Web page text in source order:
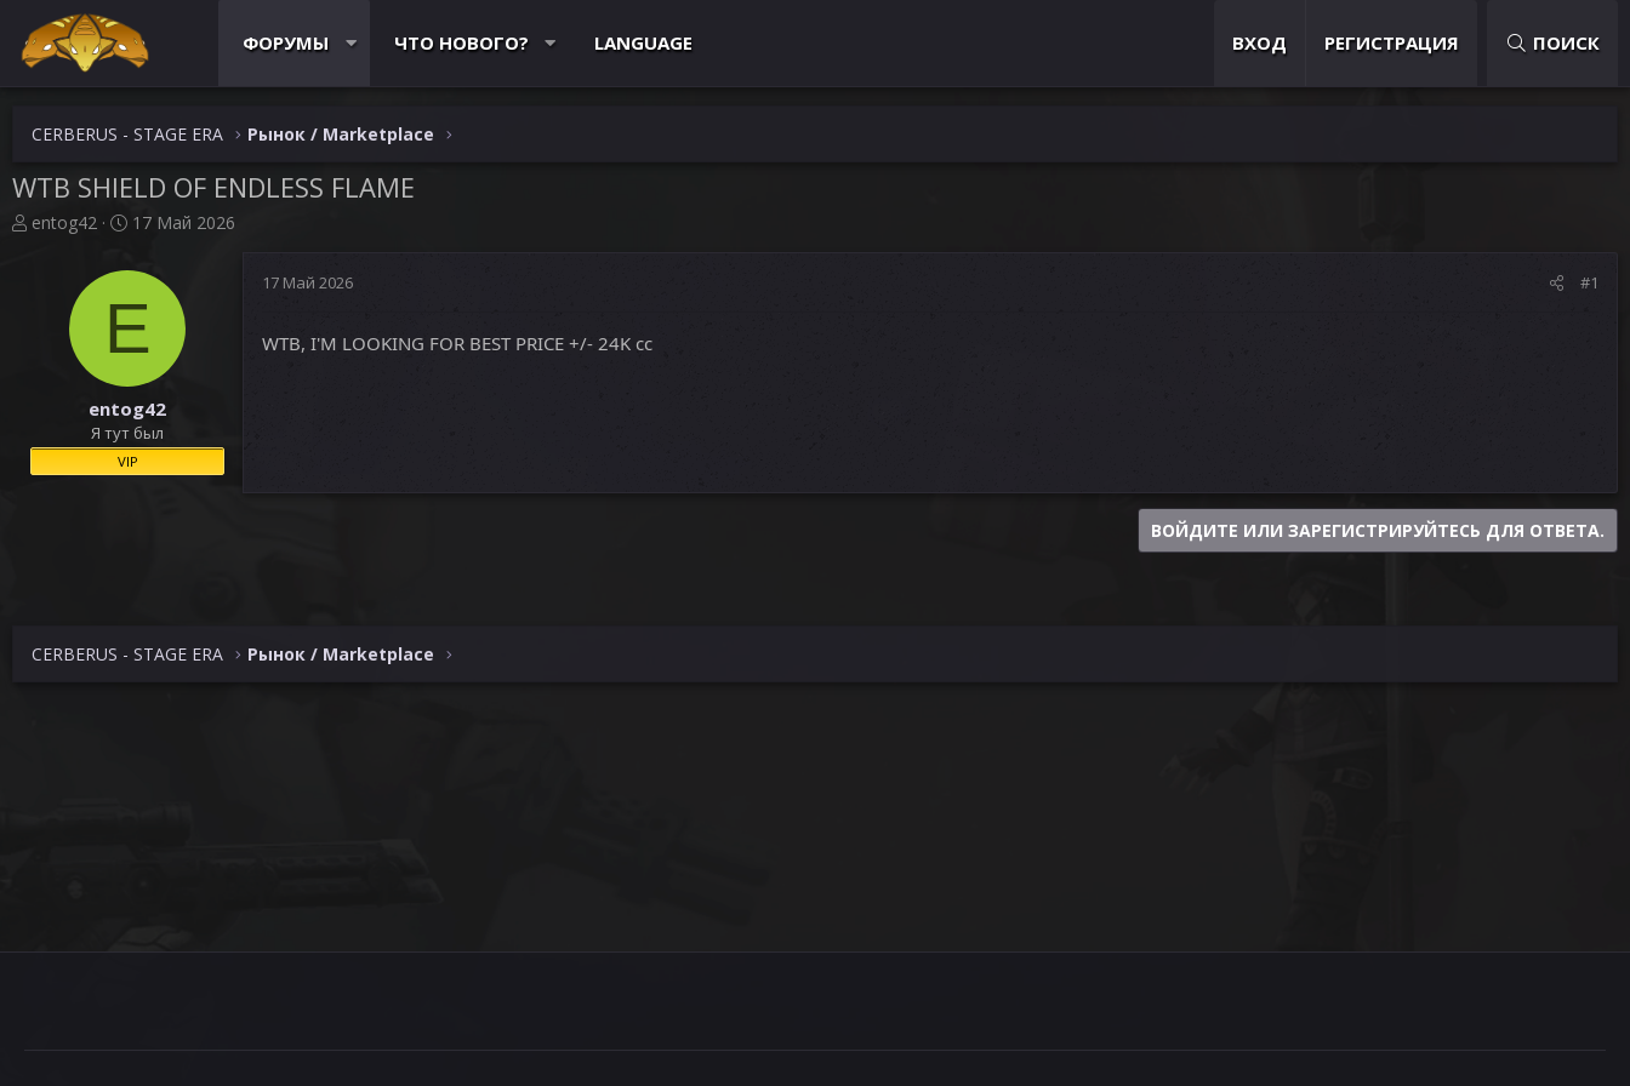
ФОРУМЫ ЧТО НОВОГО? LANGUAGE ВХОД РЕГИСТРАЦИЯ ПОИСК
CERBERUS - STAGE ERA Рынок / Marketplace
WTB SHIELD OF ENDLESS FLAME
А
entog42
Д
т
н
а
ч
а
л
а
17 Май 2026
E
entog42
Я тут был
VIP
17 Май 2026 #1
WTB, I'M LOOKING FOR BEST PRICE +/- 24K cc
ВОЙДИТЕ ИЛИ ЗАРЕГИСТРИРУЙТЕСЬ ДЛЯ ОТВЕТА.
CERBERUS - STAGE ERA Рынок / Marketplace